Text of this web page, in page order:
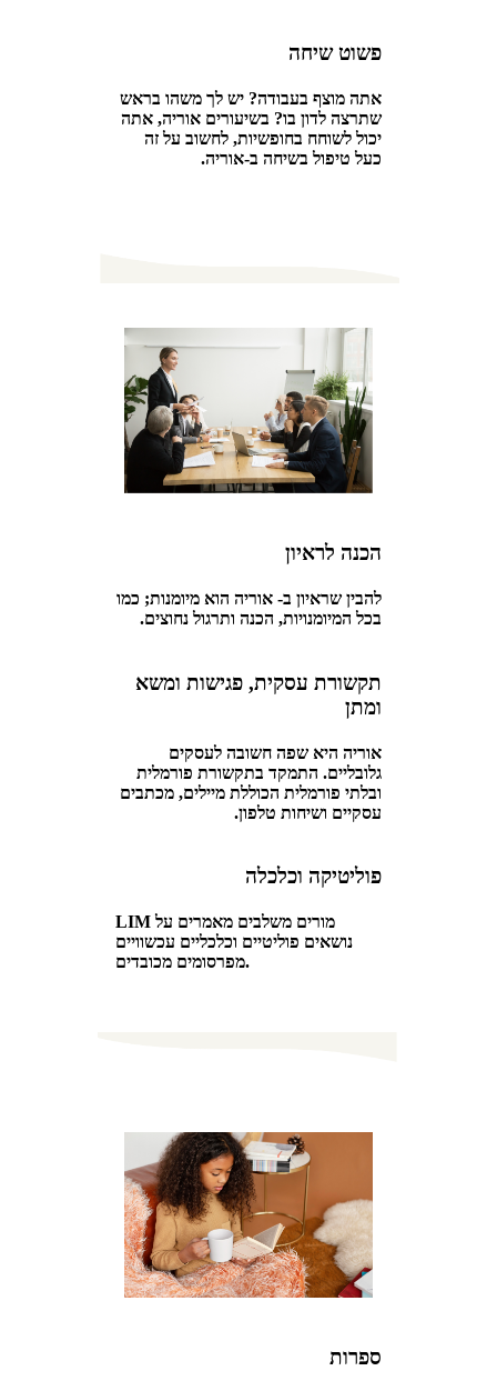
פשוט שיחה
אתה מוצף בעבודה? יש לך משהו בראש
שתרצה לדון בו? בשיעורים אוריה, אתה
יכול לשוחח בחופשיות, לחשוב על זה
כעל טיפול בשיחה ב-אוריה.
הכנה לראיון
להבין שראיון ב- אוריה הוא מיומנות; כמו
בכל המיומנויות, הכנה ותרגול נחוצים.
תקשורת עסקית, פגישות ומשא
ומתן
אוריה היא שפה חשובה לעסקים
גלובליים. התמקד בתקשורת פורמלית
ובלתי פורמלית הכוללת מיילים, מכתבים
עסקיים ושיחות טלפון.
פוליטיקה וכלכלה
LIM מורים משלבים מאמרים על
נושאים פוליטיים וכלכליים עכשוויים
מפרסומים מכובדים.
ספרות